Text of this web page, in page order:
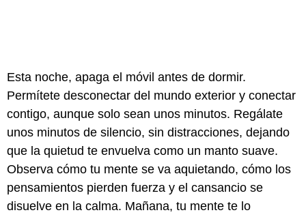
Esta noche, apaga el móvil antes de dormir.
Permítete desconectar del mundo exterior y conectar
contigo, aunque solo sean unos minutos. Regálate
unos minutos de silencio, sin distracciones, dejando
que la quietud te envuelva como un manto suave.
Observa cómo tu mente se va aquietando, cómo los
pensamientos pierden fuerza y el cansancio se
disuelve en la calma. Mañana, tu mente te lo